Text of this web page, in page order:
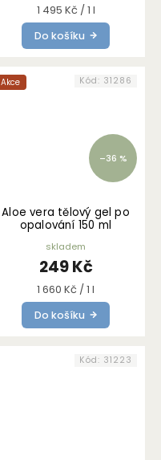
Měrná
cena:
1 495 Kč / 1 l
Do košíku
Akce
–36 %
Aloe vera tělový gel po
opalování 150 ml
skladem
249 Kč
Měrná
cena:
1 660 Kč / 1 l
Do košíku
Kód: 31286
Kód: 31223